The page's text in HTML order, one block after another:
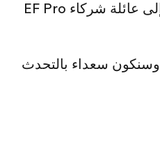
هل ترغب في الانضمام إلى عائلة شركاء EF Pro
وسنكون سعداء بالتحدث